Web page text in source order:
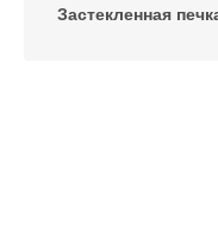
Застекленная